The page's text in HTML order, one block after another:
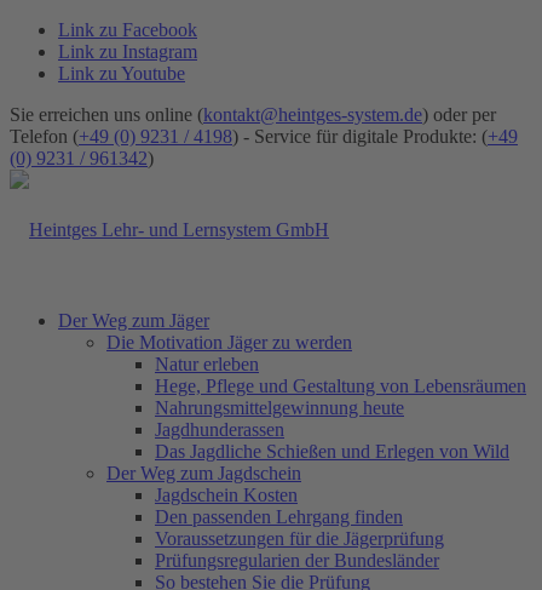
Link zu Facebook
Link zu Instagram
Link zu Youtube
Sie erreichen uns online (kontakt@heintges-system.de) oder per
Telefon (+49 (0) 9231 / 4198) - Service für digitale Produkte: (+49
(0) 9231 / 961342)
Der Weg zum Jäger
Die Motivation Jäger zu werden
Natur erleben
Hege, Pflege und Gestaltung von Lebensräumen
Nahrungsmittelgewinnung heute
Jagdhunderassen
Das Jagdliche Schießen und Erlegen von Wild
Der Weg zum Jagdschein
Jagdschein Kosten
Den passenden Lehrgang finden
Voraussetzungen für die Jägerprüfung
Prüfungsregularien der Bundesländer
So bestehen Sie die Prüfung